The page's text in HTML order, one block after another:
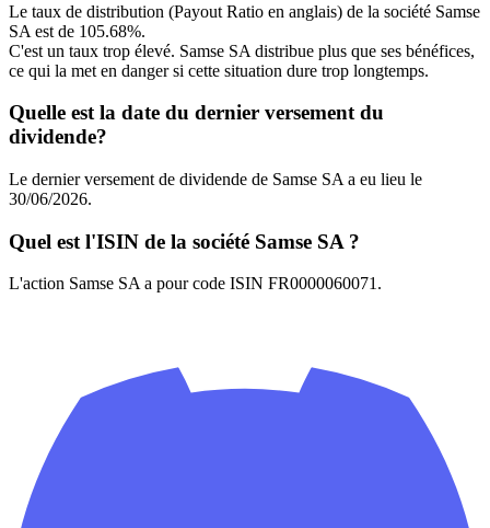
Le taux de distribution (Payout Ratio en anglais) de la société Samse
SA est de 105.68%.
C'est un taux trop élevé. Samse SA distribue plus que ses bénéfices,
ce qui la met en danger si cette situation dure trop longtemps.
Quelle est la date du dernier versement du
dividende?
Le dernier versement de dividende de Samse SA a eu lieu le
30/06/2026.
Quel est l'ISIN de la société Samse SA ?
L'action Samse SA a pour code ISIN FR0000060071.